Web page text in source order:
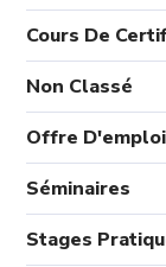
Cours De
Non Classé
Offre D'emploi
Séminaires
Stages